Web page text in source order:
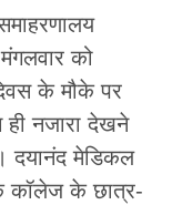
को
के मौके पर
नजारा देखने
दयानंद मेडिकल
कॉलेज के छात्र-